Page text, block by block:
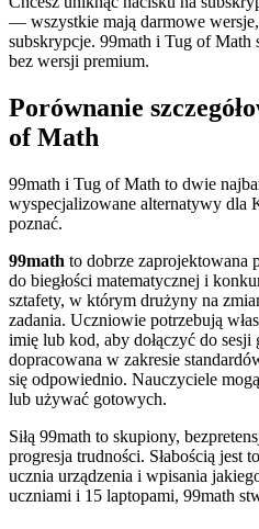
— wszystkie mają darmowe
subskrypcje. 99math i Tug of Math
bez wersji premium.
Porównanie
of Math
99math i Tug of Math to dwie
wyspecjalizowane alternatywy dla
poznać.
99math to dobrze zaprojektowana
do biegłości matematycznej i
sztafety, w którym drużyny na
zadania. Uczniowie potrzebują
imię lub kod, aby dołączyć do
dopracowana w zakresie
się odpowiednio. Nauczyciele
lub używać gotowych.
Siłą 99math to skupiony,
progresja trudności. Słabością jest
ucznia urządzenia i wpisania
uczniami i 15 laptopami, 99math